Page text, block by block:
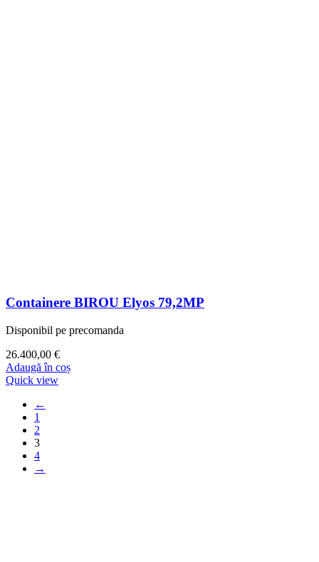
Containere BIROU Elyos 79,2MP
Disponibil pe precomanda
26.400,00 €
Adaugă în coș
Quick view
←
1
2
3
4
→